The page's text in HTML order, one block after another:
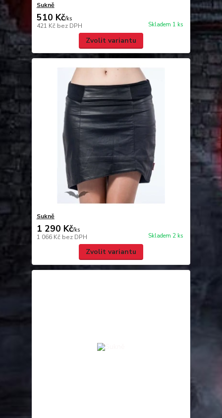
Sukně
510 Kč/ks
421 Kč bez DPH Skladem 1 ks
Zvolit variantu
Sukně
1 290 Kč/ks
1 066 Kč bez DPH Skladem 2 ks
Zvolit variantu